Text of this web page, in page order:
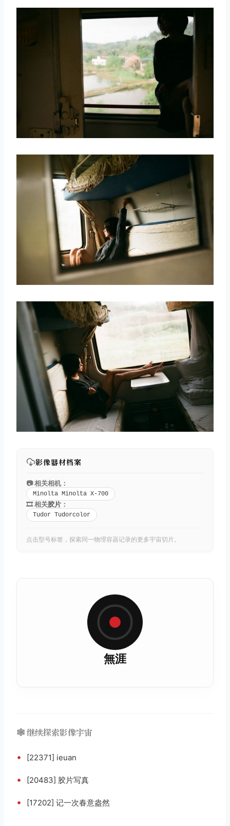
影像器材档案
📷 相关相机：
Minolta Minolta X-700
🎞️ 相关胶片 ：
Tudor Tudorcolor
点击型号标签，探索同一物理容器记录的更多宇宙切片。
無涯
🕸️ 继续探索影像宇宙
• [22371] ieuan
• [20483] 胶片写真
• [17202] 记一次春意盎然
搜索